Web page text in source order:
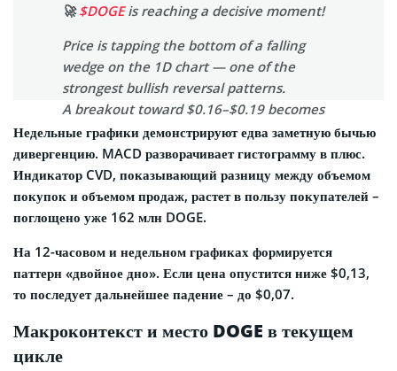
🚀$DOGEis reaching a decisive moment!
Price is tapping the bottom of a falling
wedge on the 1D chart — one of the
strongest bullish reversal patterns.
A breakout toward $0.16–$0.19 becomes
possible if volume picks up and
confirmation hits.
Watching closely… 👀🔥#Dogecoin…
pic.twitter.com/gLtGXwCtn2
December 2, 2025
Недельные графики демонстрируют едва заметную бычью
дивергенцию. MACD разворачивает гистограмму в плюс.
Индикатор CVD, показывающий разницу между объемом
покупок и объемом продаж, растет в пользу покупателей –
поглощено уже 162 млн DOGE.
На 12-часовом и недельном графиках формируется
паттерн «двойное дно». Если цена опустится ниже $0,13,
то последует дальнейшее падение – до $0,07.
Макроконтекст и место DOGE в текущем
цикле